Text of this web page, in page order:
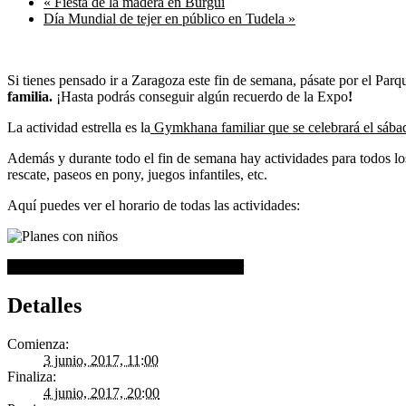
Día Mundial de tejer en público en Tudela »
Si tienes pensado ir a Zaragoza este fin de semana, pásate por el
familia. ¡Hasta podrás conseguir algún recuerdo de la Expo!
La actividad estrella es la Gymkhana familiar que se celebrará el
Además y durante todo el fin de semana hay actividades para todos
rescate, paseos en pony, juegos infantiles, etc.
Aquí puedes ver el horario de todas las actividades:
Detalles
Comienza:
3 junio, 2017, 11:00
Finaliza:
4 junio, 2017, 20:00